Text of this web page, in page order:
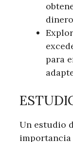
para
Un estudio
importancia